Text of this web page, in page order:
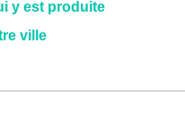
y est produite
ville